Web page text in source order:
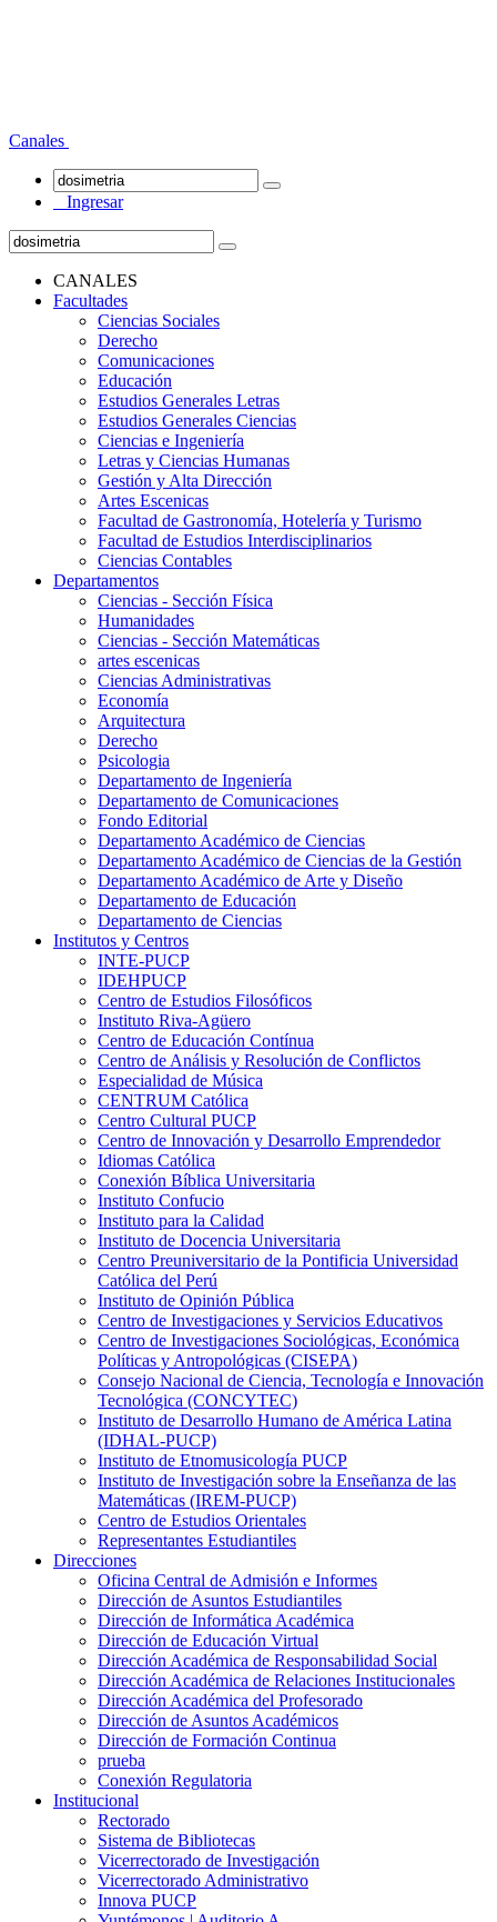
Canales
Ingresar
CANALES
Facultades
Ciencias Sociales
Derecho
Comunicaciones
Educación
Estudios Generales Letras
Estudios Generales Ciencias
Ciencias e Ingeniería
Letras y Ciencias Humanas
Gestión y Alta Dirección
Artes Escenicas
Facultad de Gastronomía, Hotelería y Turismo
Facultad de Estudios Interdisciplinarios
Ciencias Contables
Departamentos
Ciencias - Sección Física
Humanidades
Ciencias - Sección Matemáticas
artes escenicas
Ciencias Administrativas
Economía
Arquitectura
Derecho
Psicologia
Departamento de Ingeniería
Departamento de Comunicaciones
Fondo Editorial
Departamento Académico de Ciencias
Departamento Académico de Ciencias de la Gestión
Departamento Académico de Arte y Diseño
Departamento de Educación
Departamento de Ciencias
Institutos y Centros
INTE-PUCP
IDEHPUCP
Centro de Estudios Filosóficos
Instituto Riva-Agüero
Centro de Educación Contínua
Centro de Análisis y Resolución de Conflictos
Especialidad de Música
CENTRUM Católica
Centro Cultural PUCP
Centro de Innovación y Desarrollo Emprendedor
Idiomas Católica
Conexión Bíblica Universitaria
Instituto Confucio
Instituto para la Calidad
Instituto de Docencia Universitaria
Centro Preuniversitario de la Pontificia Universidad
Católica del Perú
Instituto de Opinión Pública
Centro de Investigaciones y Servicios Educativos
Centro de Investigaciones Sociológicas, Económica
Políticas y Antropológicas (CISEPA)
Consejo Nacional de Ciencia, Tecnología e Innovación
Tecnológica (CONCYTEC)
Instituto de Desarrollo Humano de América Latina
(IDHAL-PUCP)
Instituto de Etnomusicología PUCP
Instituto de Investigación sobre la Enseñanza de las
Matemáticas (IREM-PUCP)
Centro de Estudios Orientales
Representantes Estudiantiles
Direcciones
Oficina Central de Admisión e Informes
Dirección de Asuntos Estudiantiles
Dirección de Informática Académica
Dirección de Educación Virtual
Dirección Académica de Responsabilidad Social
Dirección Académica de Relaciones Institucionales
Dirección Académica del Profesorado
Dirección de Asuntos Académicos
Dirección de Formación Continua
prueba
Conexión Regulatoria
Institucional
Rectorado
Sistema de Bibliotecas
Vicerrectorado de Investigación
Vicerrectorado Administrativo
Innova PUCP